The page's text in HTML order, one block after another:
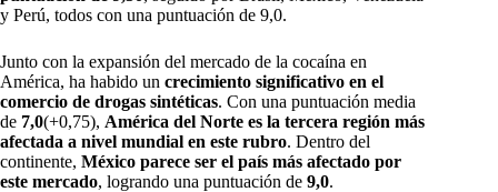
y Perú, todos con una puntuación de 9,0.
Junto con la expansión del mercado de la cocaína en
América, ha habido un crecimiento significativo en el
comercio de drogas sintéticas. Con una puntuación media
de 7,0(+0,75), América del Norte es la tercera región más
afectada a nivel mundial en este rubro. Dentro del
continente, México parece ser el país más afectado por
este mercado, logrando una puntuación de 9,0.